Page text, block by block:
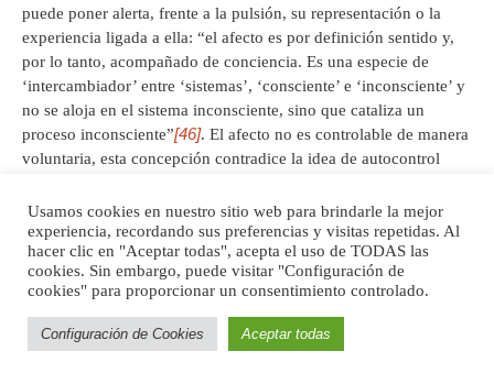
puede poner alerta, frente a la pulsión, su representación o la
experiencia ligada a ella: “el afecto es por definición sentido y,
por lo tanto, acompañado de conciencia. Es una especie de
‘intercambiador’ entre ‘sistemas’, ‘consciente’ e ‘inconsciente’ y
no se aloja en el sistema inconsciente, sino que cataliza un
proceso inconsciente”[46]. El afecto no es controlable de manera
voluntaria, esta concepción contradice la idea de autocontrol
cognitivo – conductual[47].
Eldeseo, como tercer vector creado por laimaginación radical
implica la puesta en acto de la experiencia de satisfacción, donde
hay una dominación del placer representativo sobre el placer de
órgano “que Freud llamaba la omnipotencia mágica del
pensamiento […] omnipotencia efectiva en el mundo
Usamos cookies en nuestro sitio web para brindarle la mejor
experiencia, recordando sus preferencias y visitas repetidas. Al
hacer clic en "Aceptar todas", acepta el uso de TODAS las
cookies. Sin embargo, puede visitar "Configuración de
cookies" para proporcionar un consentimiento controlado.
Configuración de Cookies Aceptar todas